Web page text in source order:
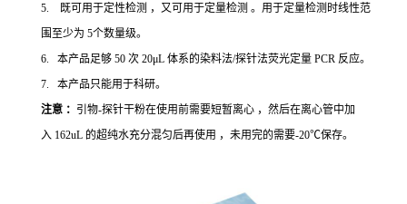
5. 既可用于定性检测 ，又可用于定量检测 。用于定量检测时线性范
围至少为 5个数量级。
6. 本产品足够 50 次 20μL 体系的染料法/探针法荧光定量 PCR 反应。
7. 本产品只能用于科研。
注意 ： 引物-探针干粉在使用前需要短暂离心 ，然后在离心管中加
入 162uL 的超纯水充分混匀后再使用 ，未用完的需要-20℃保存。